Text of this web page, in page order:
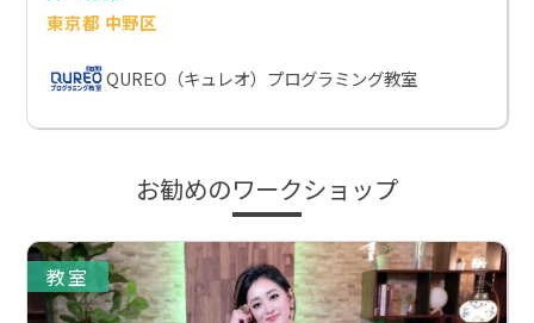
東京都 中野区
QUREO（キュレオ）プログラミング教室
お勧めのワークショップ
教室